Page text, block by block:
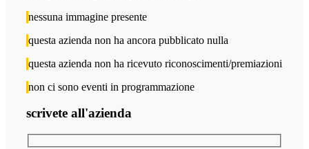
nessuna immagine presente
questa azienda non ha ancora pubblicato nulla
questa azienda non ha ricevuto riconoscimenti/premiazioni
non ci sono eventi in programmazione
scrivete all'azienda